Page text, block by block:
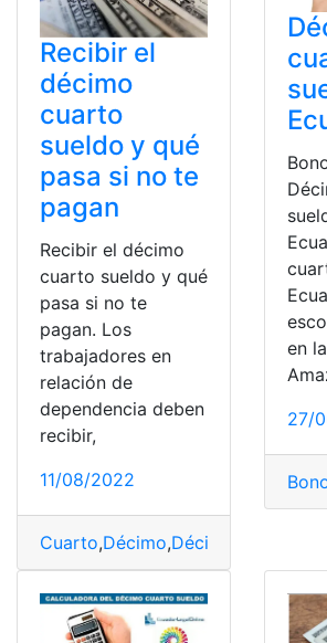
Recibir el
décimo
cuarto
sueldo y qué
pasa si no te
pagan
Recibir el décimo
cuarto sueldo y qué
pasa si no te
pagan. Los
trabajadores en
relación de
dependencia deben
recibir,
11/08/2022
Cuarto,Décimo,Décimo cuarto
en
27/